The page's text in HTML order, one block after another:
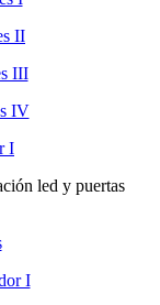
led y puertas